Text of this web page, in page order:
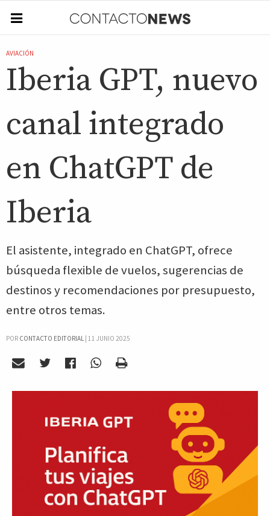
AVIACIÓN
Iberia GPT, nuevo
canal integrado
en ChatGPT de
Iberia
El asistente, integrado en ChatGPT, ofrece
búsqueda flexible de vuelos, sugerencias de
destinos y recomendaciones por presupuesto,
entre otros temas.
POR CONTACTO EDITORIAL| 11 JUNIO 2025